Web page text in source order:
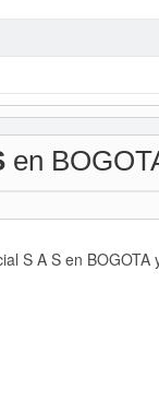
en
S A S en